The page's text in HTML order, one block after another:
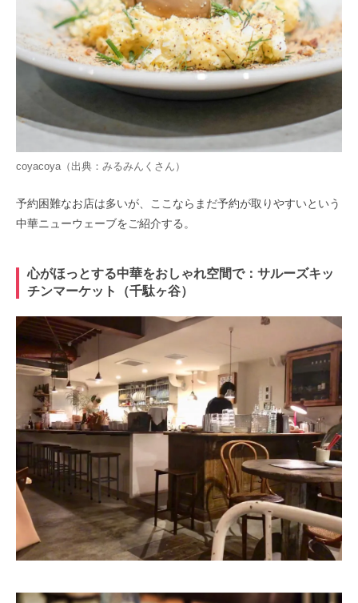
coyacoya（出典： みるみんく さん）
予約困難なお店は多いが、ここならまだ予約が取りやすいという
中華ニューウェーブをご紹介する。
心がほっとする中華をおしゃれ空間で：サルーズキッ
チンマーケット（千駄ヶ谷）